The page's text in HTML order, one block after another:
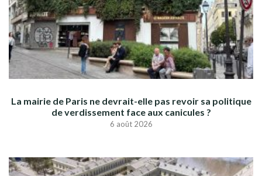
La mairie de Paris ne devrait-elle pas revoir sa politique
de verdissement face aux canicules ?
6 août 2026